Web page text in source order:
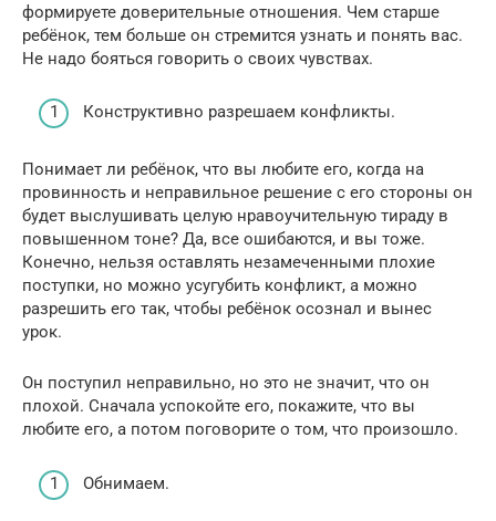
формируете доверительные отношения. Чем старше
ребёнок, тем больше он стремится узнать и понять вас.
Не надо бояться говорить о своих чувствах.
Конструктивно разрешаем конфликты.
Понимает ли ребёнок, что вы любите его, когда на
провинность и неправильное решение с его стороны он
будет выслушивать целую нравоучительную тираду в
повышенном тоне? Да, все ошибаются, и вы тоже.
Конечно, нельзя оставлять незамеченными плохие
поступки, но можно усугубить конфликт, а можно
разрешить его так, чтобы ребёнок осознал и вынес
урок.
Он поступил неправильно, но это не значит, что он
плохой. Сначала успокойте его, покажите, что вы
любите его, а потом поговорите о том, что произошло.
Обнимаем.